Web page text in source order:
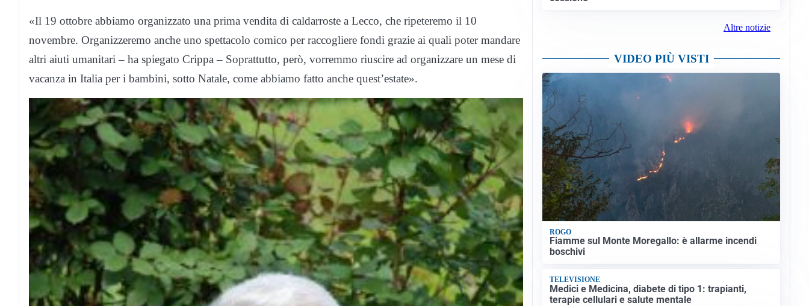
«Il 19 ottobre abbiamo organizzato una prima vendita di caldarroste a Lecco, che ripeteremo il 10
novembre. Organizzeremo anche uno spettacolo comico per raccogliere fondi grazie ai quali poter mandare
altri aiuti umanitari – ha spiegato Crippa – Soprattutto, però, vorremmo riuscire ad organizzare un mese di
vacanza in Italia per i bambini, sotto Natale, come abbiamo fatto anche quest’estate».
Altre notizie
VIDEO PIÙ VISTI
ROGO
Fiamme sul Monte Moregallo: è allarme incendi
boschivi
TELEVISIONE
Medici e Medicina, diabete di tipo 1: trapianti,
terapie cellulari e salute mentale